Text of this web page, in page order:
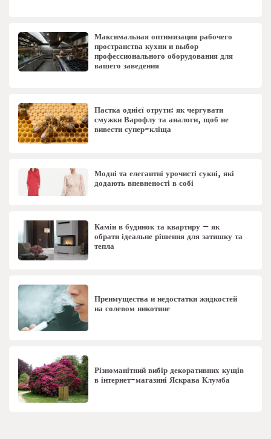
Максимальная оптимизация рабочего
пространства кухни и выбор
профессионального оборудования для
вашего заведения
Пастка однієї отрути: як чергувати
смужки Варофлу та аналоги, щоб не
вивести супер-кліща
Модні та елегантні урочисті сукні, які
додають впевненості в собі
Камін в будинок та квартиру – як
обрати ідеальне рішення для затишку та
тепла
Преимущества и недостатки жидкостей
на солевом никотине
Різноманітний вибір декоративних кущів
в інтернет-магазині Яскрава Клумба